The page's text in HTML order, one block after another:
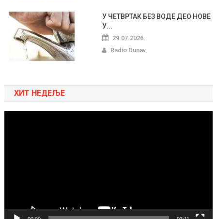
У ЧЕТВРТАК БЕЗ ВОДЕ ДЕО НОВЕ
У...
29.07.2026.
Radio Dunav
ХИТ НЕДЕЉЕ